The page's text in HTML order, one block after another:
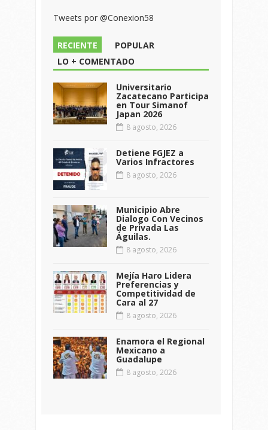
Tweets por @Conexion58
RECIENTE
POPULAR
LO + COMENTADO
Universitario
Zacatecano Participa
en Tour Simanof
Japan 2026
8 agosto, 2026
Detiene FGJEZ a
Varios Infractores
8 agosto, 2026
Municipio Abre
Dialogo Con Vecinos
de Privada Las
Águilas.
8 agosto, 2026
Mejía Haro Lidera
Preferencias y
Competitividad de
Cara al 27
8 agosto, 2026
Enamora el Regional
Mexicano a
Guadalupe
8 agosto, 2026